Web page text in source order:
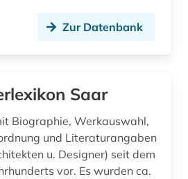
heinrich wilhelm (1)
Zur Datenbank
Saar
Biographie, Werkauswahl,
und Literaturangaben
u. Designer) seit dem
vor. Es wurden ca.